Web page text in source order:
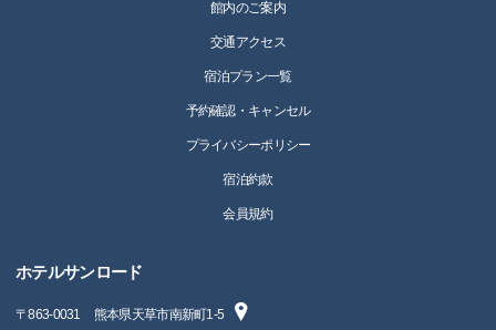
館内のご案内
交通アクセス
宿泊プラン一覧
予約確認・キャンセル
プライバシーポリシー
宿泊約款
会員規約
ホテルサンロード
〒863-0031 熊本県天草市南新町1-5